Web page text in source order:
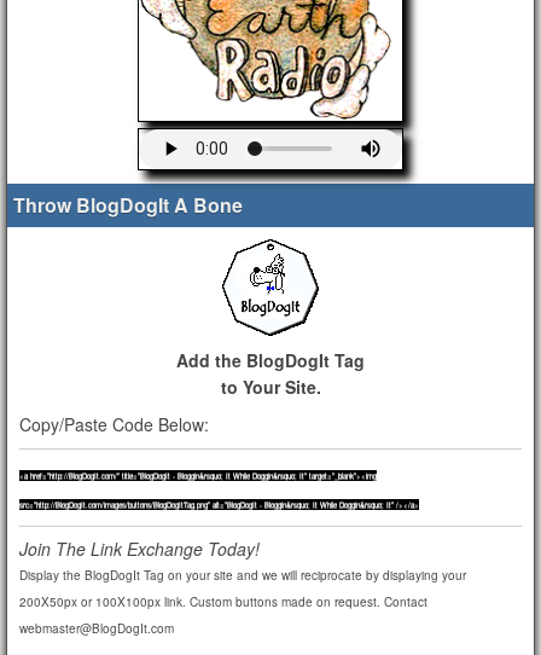
Throw BlogDogIt A Bone
Add the BlogDogIt Tag
to Your Site.
Copy/Paste Code Below:
<a href="http://BlogDogIt.com/" title="BlogDogIt - Bloggin&rsquo; It While Doggin&rsquo; It" target="_blank"><img
src="http://BlogDogIt.com/images/buttons/BlogDogItTag.png" alt="BlogDogIt - Bloggin&rsquo; It While Doggin&rsquo; It" /></a>
Join The Link Exchange Today!
Display the BlogDogIt Tag on your site and we will reciprocate by displaying your
200X50px or 100X100px link. Custom buttons made on request. Contact
webmaster@BlogDogIt.com